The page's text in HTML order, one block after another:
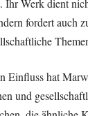
fordert auch
Einfluss hat
und